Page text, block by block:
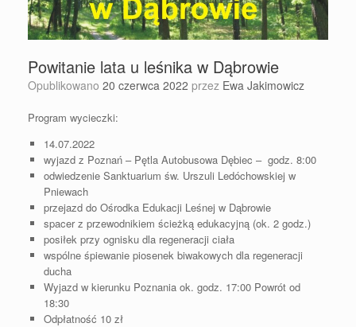
Powitanie lata u leśnika w Dąbrowie
Opublikowano 20 czerwca 2022 przez Ewa Jakimowicz
Program wycieczki:
14.07.2022
wyjazd z Poznań – Pętla Autobusowa Dębiec – godz. 8:00
odwiedzenie Sanktuarium św. Urszuli Ledóchowskiej w
Pniewach
przejazd do Ośrodka Edukacji Leśnej w Dąbrowie
spacer z przewodnikiem ścieżką edukacyjną (ok. 2 godz.)
posiłek przy ognisku dla regeneracji ciała
wspólne śpiewanie piosenek biwakowych dla regeneracji
ducha
Wyjazd w kierunku Poznania ok. godz. 17:00 Powrót od
18:30
Odpłatność 10 zł